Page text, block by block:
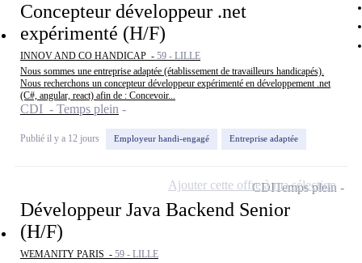
Concepteur développeur .net
expérimenté (H/F)
INNOV AND CO HANDICAP - 59 - LILLE
Nous sommes une entreprise adaptée (établissement de travailleurs handicapés).
Nous recherchons un concepteur développeur expérimenté en développement .net
(C#, angular, react) afin de : Concevoir...
CDI - Temps plein
Publié il y a 12 jours Employeur handi-engagé Entreprise adaptée
Développeur Java Backend Senior
(H/F)
WEMANITY PARIS - 59 - LILLE
CDITemps plein
Ajouter cette offre à ma sélection